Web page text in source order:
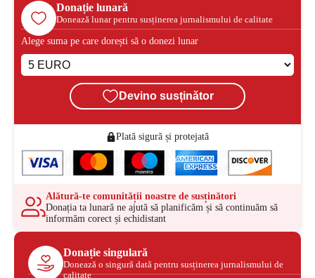
Donație lunară
Donează lunar pentru susținerea jurnalismului de calitate
Alege suma pe care dorești să o donezi lunar
Devino susținător
Plată sigură și protejată
Alătură-te comunității noastre de susținători
Donația ta lunară ne ajută să planificăm și să continuăm să
informăm corect și echidistant
Donație singulară
Donează o singură dată pentru susținerea jurnalismului de
calitate